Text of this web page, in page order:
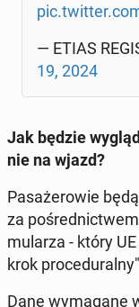
— ETIAS
19, 2024
Jak będzie
nie na wjazd?
Pa­sa­że­ro­wie
za
mu­la­rza - który
krok
Dane wy­ma­ga­ne